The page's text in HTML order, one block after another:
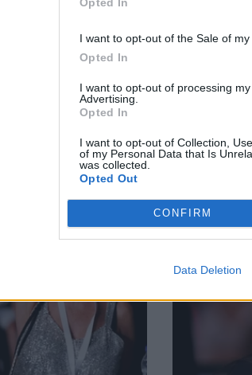
I want to opt-out of the Sale of my
Opted In
I want to opt-out of processing
Advertising.
Opted In
I want to opt-out of Collection,
of my Personal Data that Is
was collected.
Opted Out
CONFIRM
Data Deletion
Η κοινή
ζευγαριού
Μιράντα
του